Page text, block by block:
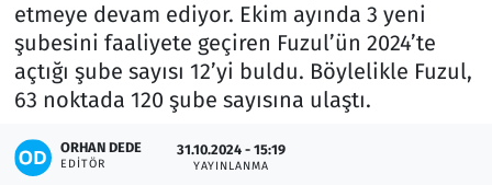
etmeye devam ediyor. Ekim ayında 3 yeni
şubesini faaliyete geçiren Fuzul’ün 2024’te
açtığı şube sayısı 12’yi buldu. Böylelikle Fuzul,
63 noktada 120 şube sayısına ulaştı.
ORHAN DEDE
EDITÖR
31.10.2024 - 15:19
YAYINLANMA
Otomobil
Oyun
Ramazan